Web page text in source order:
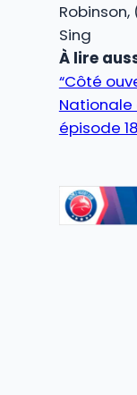
Sing
À lire
“Côté
Nationale
épisode